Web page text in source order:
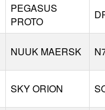
PEGASUS
PROTO
NUUK MAERSK
SKY ORION